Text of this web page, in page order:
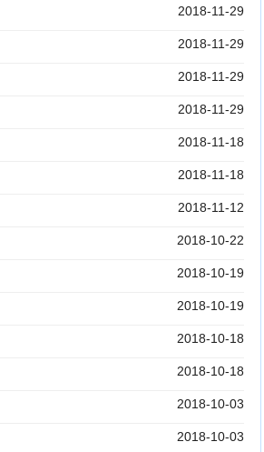
2018-11-29
2018-11-29
2018-11-29
2018-11-29
2018-11-18
2018-11-18
2018-11-12
2018-10-22
2018-10-19
2018-10-19
2018-10-18
2018-10-18
2018-10-03
2018-10-03